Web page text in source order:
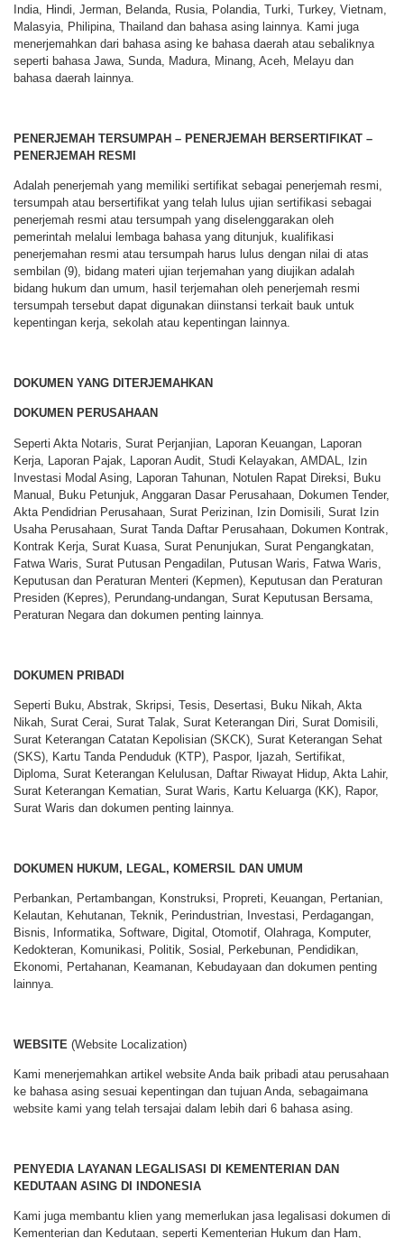
India, Hindi, Jerman, Belanda, Rusia, Polandia, Turki, Turkey, Vietnam,
Malasyia, Philipina, Thailand dan bahasa asing lainnya. Kami juga
menerjemahkan dari bahasa asing ke bahasa daerah atau sebaliknya
seperti bahasa Jawa, Sunda, Madura, Minang, Aceh, Melayu dan
bahasa daerah lainnya.
PENERJEMAH TERSUMPAH – PENERJEMAH BERSERTIFIKAT –
PENERJEMAH RESMI
Adalah penerjemah yang memiliki sertifikat sebagai penerjemah resmi,
tersumpah atau bersertifikat yang telah lulus ujian sertifikasi sebagai
penerjemah resmi atau tersumpah yang diselenggarakan oleh
pemerintah melalui lembaga bahasa yang ditunjuk, kualifikasi
penerjemahan resmi atau tersumpah harus lulus dengan nilai di atas
sembilan (9), bidang materi ujian terjemahan yang diujikan adalah
bidang hukum dan umum, hasil terjemahan oleh penerjemah resmi
tersumpah tersebut dapat digunakan diinstansi terkait bauk untuk
kepentingan kerja, sekolah atau kepentingan lainnya.
DOKUMEN YANG DITERJEMAHKAN
DOKUMEN PERUSAHAAN
Seperti Akta Notaris, Surat Perjanjian, Laporan Keuangan, Laporan
Kerja, Laporan Pajak, Laporan Audit, Studi Kelayakan, AMDAL, Izin
Investasi Modal Asing, Laporan Tahunan, Notulen Rapat Direksi, Buku
Manual, Buku Petunjuk, Anggaran Dasar Perusahaan, Dokumen Tender,
Akta Pendidrian Perusahaan, Surat Perizinan, Izin Domisili, Surat Izin
Usaha Perusahaan, Surat Tanda Daftar Perusahaan, Dokumen Kontrak,
Kontrak Kerja, Surat Kuasa, Surat Penunjukan, Surat Pengangkatan,
Fatwa Waris, Surat Putusan Pengadilan, Putusan Waris, Fatwa Waris,
Keputusan dan Peraturan Menteri (Kepmen), Keputusan dan Peraturan
Presiden (Kepres), Perundang-undangan, Surat Keputusan Bersama,
Peraturan Negara dan dokumen penting lainnya.
DOKUMEN PRIBADI
Seperti Buku, Abstrak, Skripsi, Tesis, Desertasi, Buku Nikah, Akta
Nikah, Surat Cerai, Surat Talak, Surat Keterangan Diri, Surat Domisili,
Surat Keterangan Catatan Kepolisian (SKCK), Surat Keterangan Sehat
(SKS), Kartu Tanda Penduduk (KTP), Paspor, Ijazah, Sertifikat,
Diploma, Surat Keterangan Kelulusan, Daftar Riwayat Hidup, Akta Lahir,
Surat Keterangan Kematian, Surat Waris, Kartu Keluarga (KK), Rapor,
Surat Waris dan dokumen penting lainnya.
DOKUMEN HUKUM, LEGAL, KOMERSIL DAN UMUM
Perbankan, Pertambangan, Konstruksi, Propreti, Keuangan, Pertanian,
Kelautan, Kehutanan, Teknik, Perindustrian, Investasi, Perdagangan,
Bisnis, Informatika, Software, Digital, Otomotif, Olahraga, Komputer,
Kedokteran, Komunikasi, Politik, Sosial, Perkebunan, Pendidikan,
Ekonomi, Pertahanan, Keamanan, Kebudayaan dan dokumen penting
lainnya.
WEBSITE (Website Localization)
Kami menerjemahkan artikel website Anda baik pribadi atau perusahaan
ke bahasa asing sesuai kepentingan dan tujuan Anda, sebagaimana
website kami yang telah tersajai dalam lebih dari 6 bahasa asing.
PENYEDIA LAYANAN LEGALISASI DI KEMENTERIAN DAN
KEDUTAAN ASING DI INDONESIA
Kami juga membantu klien yang memerlukan jasa legalisasi dokumen di
Kementerian dan Kedutaan, seperti Kementerian Hukum dan Ham,